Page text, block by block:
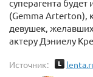
суперагента
(Gemma Arterton),
девушек,
актеру Дэниелу
Источник: